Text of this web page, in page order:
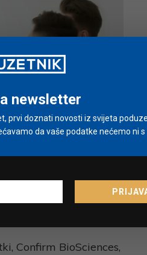
Confirm BioSciences,
newsletter
prvi doznati novosti iz svijeta
da vaše podatke nećemo ni